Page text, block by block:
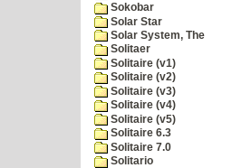
Sokobar
Solar Star
Solar System, The
Solitaer
Solitaire (v1)
Solitaire (v2)
Solitaire (v3)
Solitaire (v4)
Solitaire (v5)
Solitaire 6.3
Solitaire 7.0
Solitario